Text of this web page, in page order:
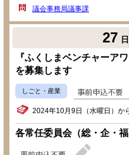
議会事務局議事課
27 日
『ふくしまベンチャーア
を募集します
しごと・産業
2024年10月9日（水曜日）か
各常任委員会（総・企・